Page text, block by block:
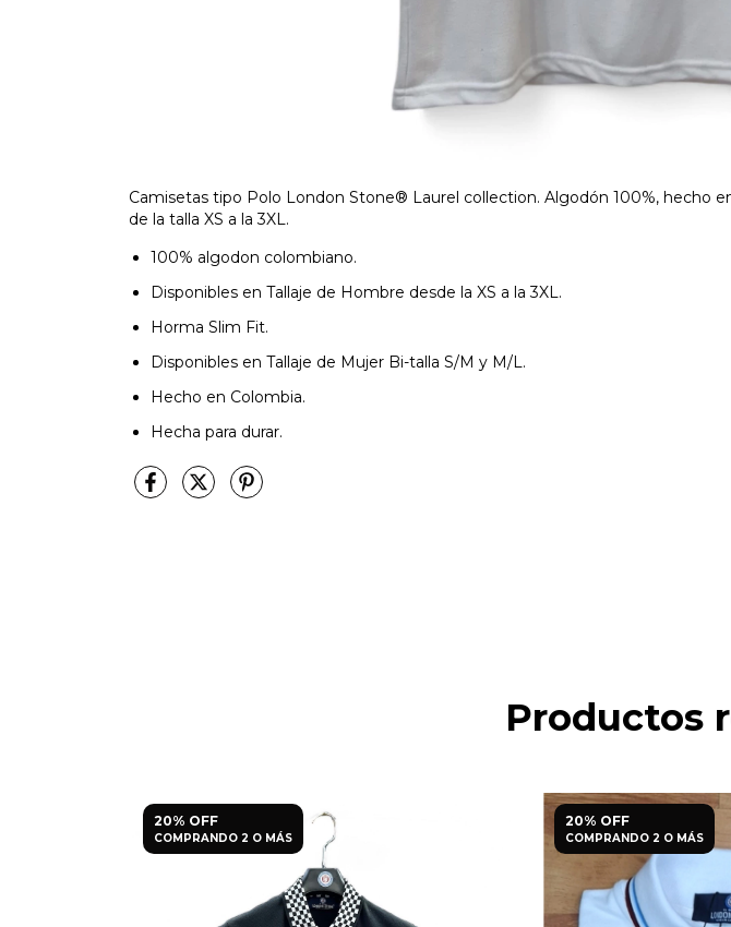
Camisetas tipo Polo London Stone® Laurel collection. Algodón 100%, hecho
de la talla XS a la 3XL.
100% algodon colombiano.
Disponibles en Tallaje de Hombre desde la XS a la 3XL.
Horma Slim Fit.
Disponibles en Tallaje de Mujer Bi-talla S/M y M/L.
Hecho en Colombia.
Hecha para durar.
Productos
20% OFF
COMPRANDO 2 O MÁS
20% OFF
COMPRANDO 2 O MÁS